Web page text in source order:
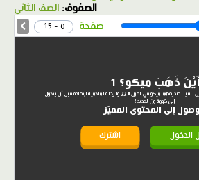
الصفوف: الصف الثاني
صفحة 0 - 15
أَيْنَ ذَهَبَ ميكو؟ 1
واقعة مثيرة تجمع بين راما وجاما حين نسيتا صديقهما ميكو في القرن الـ22 والرحلة الملحمية لإنقاذه قبل أن يتحول
إلى كومة من الحديد!
إلى المحتوى المميّز
الدخول اشترك